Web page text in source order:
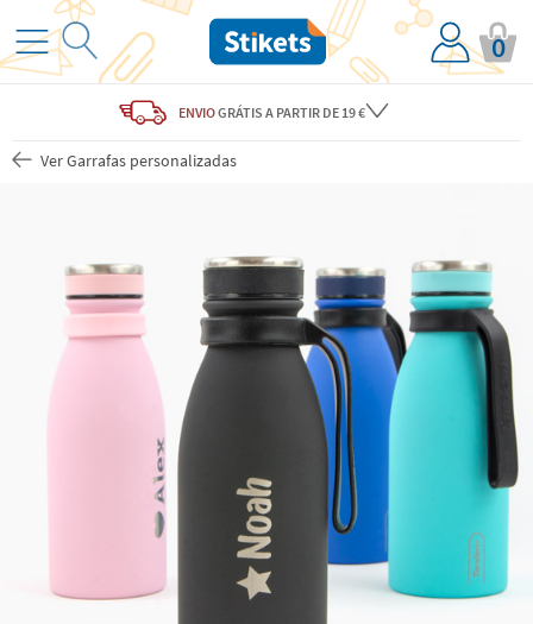
0
ENVIOGRÁTIS A PARTIR DE 19 €
Ver Garrafas personalizadas